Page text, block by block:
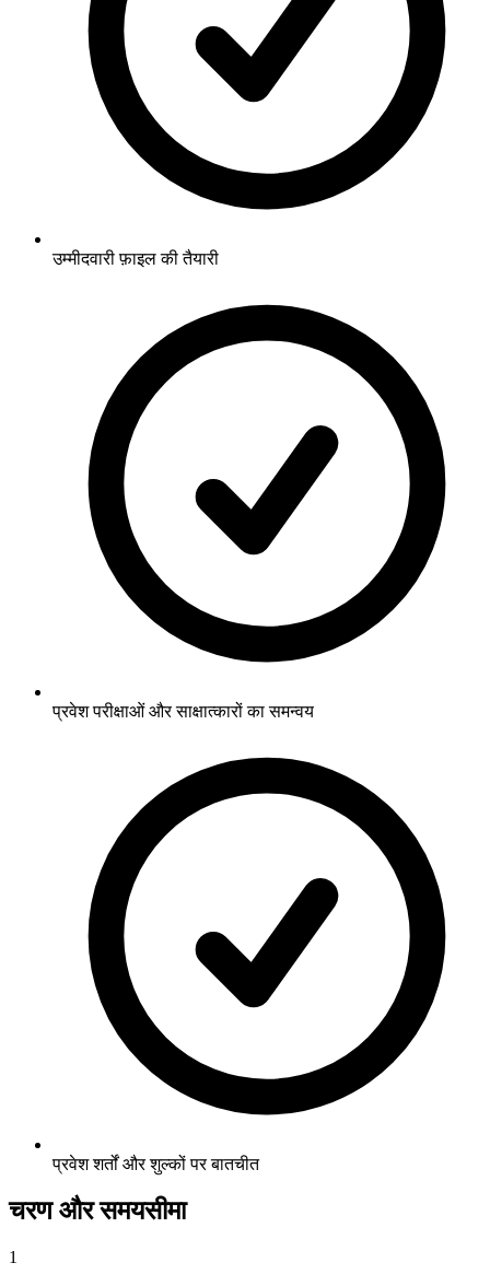
उम्मीदवारी फ़ाइल की तैयारी
प्रवेश परीक्षाओं और साक्षात्कारों का समन्वय
प्रवेश शर्तों और शुल्कों पर बातचीत
चरण और समयसीमा
1